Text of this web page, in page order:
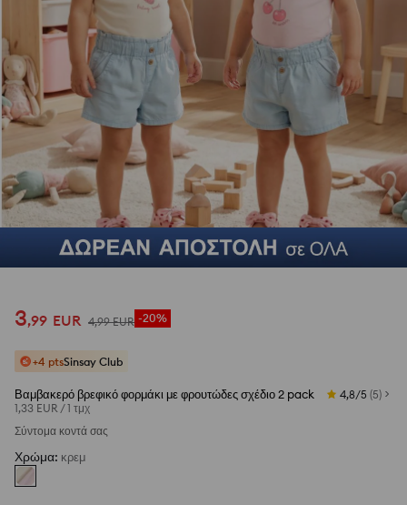
1 11
3,99 EUR 4,99 EUR -20%
+4 ptsSinsay Club
Βαμβακερό βρεφικό φορμάκι με φρουτώδες σχέδιο 2 pack
1,33 EUR /1 τμχ
4,8/5 (5)
Σύντομα κοντά σας
Χρώμα: κρεμ